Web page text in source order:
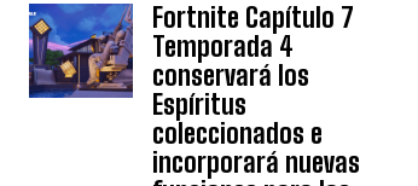
Fortnite Capítulo 7
Temporada 4
conservará los
Espíritus
coleccionados e
incorporará nuevas